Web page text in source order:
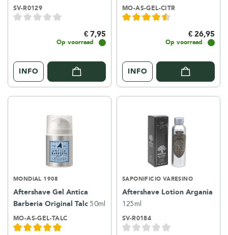
SV-R0129
€ 7,95
Op voorraad
INFO
50ml
MO-AS-GEL-CITR
€ 26,95
Op voorraad
INFO
MONDIAL 1908
Aftershave Gel Antica
Barberia Original Talc 50ml
MO-AS-GEL-TALC
SAPONIFICIO VARESINO
Aftershave Lotion Argania
125ml
SV-R0184